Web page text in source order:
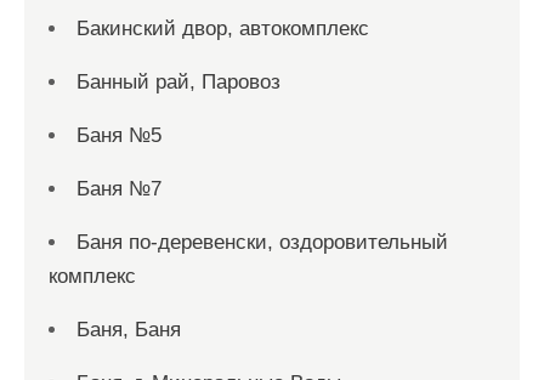
Бакинский двор, автокомплекс
Банный рай, Паровоз
Баня №5
Баня №7
Баня по-деревенски, оздоровительный
комплекс
Баня, Баня